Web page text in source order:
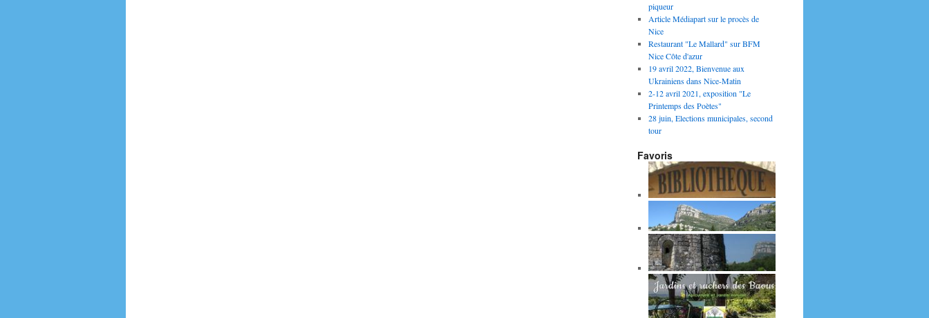
piqueur
Article Médiapart sur le procès de
Nice
Restaurant "Le Mallard" sur BFM
Nice Côte d'azur
19 avril 2022, Bienvenue aux
Ukrainiens dans Nice-Matin
2-12 avril 2021, exposition "Le
Printemps des Poètes"
28 juin, Elections municipales, second
tour
Favoris